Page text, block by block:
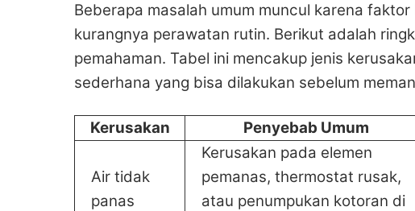
Beberapa masalah umum muncul karena
kurangnya perawatan rutin. Berikut adalah
pemahaman. Tabel ini mencakup jenis
sederhana yang bisa dilakukan sebelum
Kerusakan Penyebab Umum
Air tidak
panas
Kerusakan pada elemen
pemanas, thermostat rusak,
atau penumpukan kotoran di